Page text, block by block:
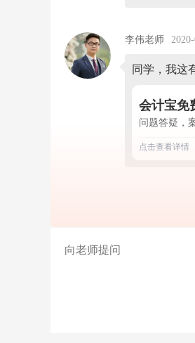
做
呢
收
应
款-
李伟老师
同学，我这
会计宝免
问题答疑，
点击查看详情